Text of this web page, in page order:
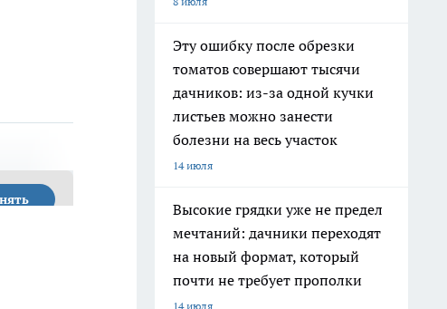
Эту ошибку после обрезки
томатов совершают тысячи
дачников: из-за одной кучки
листьев можно занести
болезни на весь участок
14 июля
Высокие грядки уже не предел
мечтаний: дачники переходят
на новый формат, который
почти не требует прополки
14 июля